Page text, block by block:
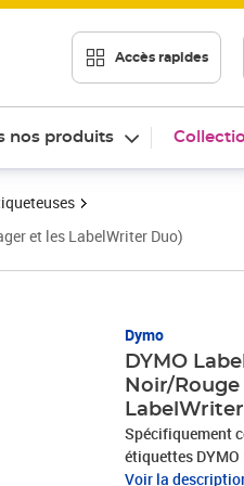
Accès rapides
nos produits
et les LabelWriter Duo)
Dymo
DYMO
Noir/
Spécifiquement
étiquettes
des travaux
Voir la
Prix 13,31€